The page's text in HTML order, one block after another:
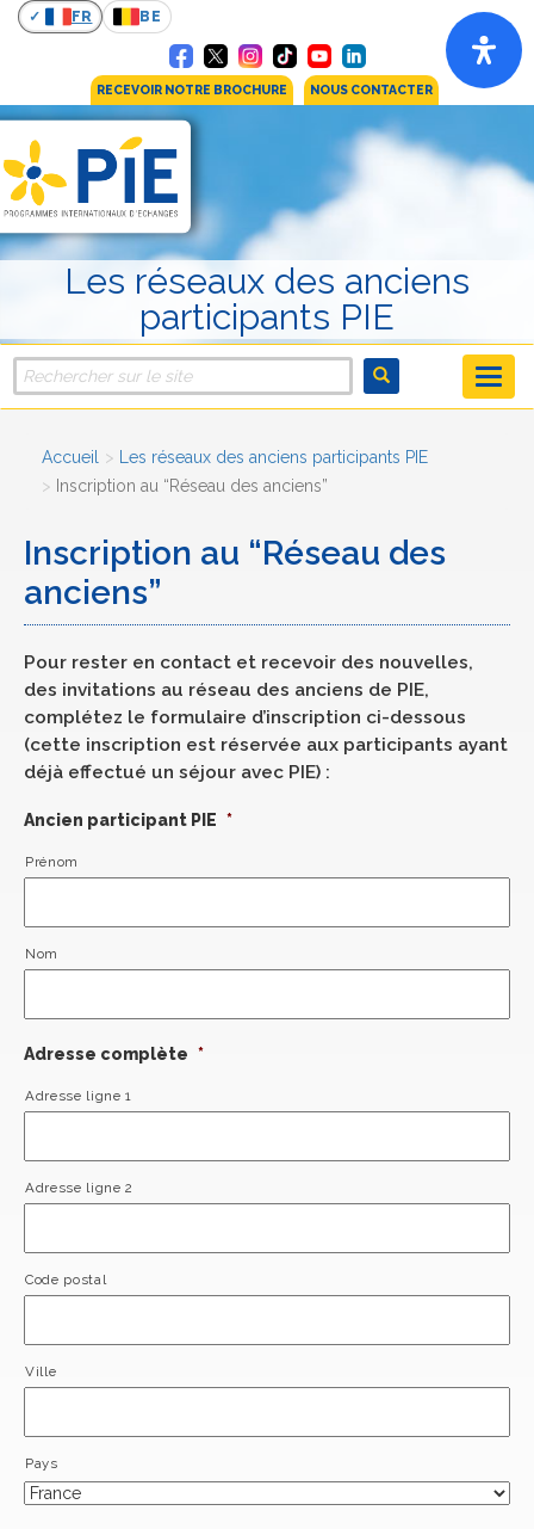
FR BE
RECEVOIR NOTRE BROCHURE NOUS CONTACTER
Les réseaux des anciens
participants PIE
Accueil
Les réseaux des anciens participants PIE
Inscription au “Réseau des anciens”
Inscription au “Réseau des
anciens”
Pour rester en contact et recevoir des nouvelles,
des invitations au réseau des anciens de PIE,
complétez le formulaire d’inscription ci-dessous
(cette inscription est réservée aux participants ayant
déjà effectué un séjour avec PIE) :
Ancien participant PIE *
Prénom
Nom
Adresse complète *
Adresse ligne 1
Adresse ligne 2
Code postal
Ville
Pays